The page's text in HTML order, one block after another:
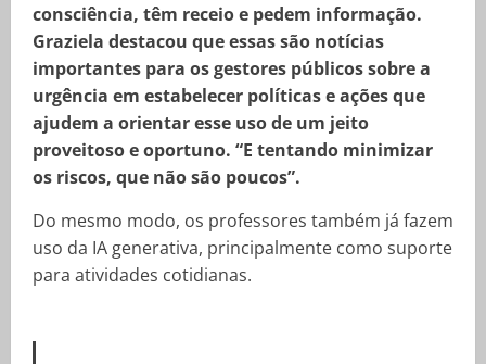
consciência, têm receio e pedem informação.
Graziela destacou que essas são notícias
importantes para os gestores públicos sobre a
urgência em estabelecer políticas e ações que
ajudem a orientar esse uso de um jeito
proveitoso e oportuno. “E tentando minimizar
os riscos, que não são poucos”.
Do mesmo modo, os professores também já fazem
uso da IA generativa, principalmente como suporte
para atividades cotidianas.